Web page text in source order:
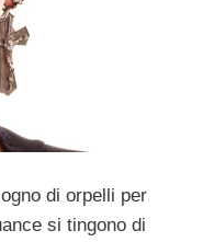
di orpelli per
si tingono di